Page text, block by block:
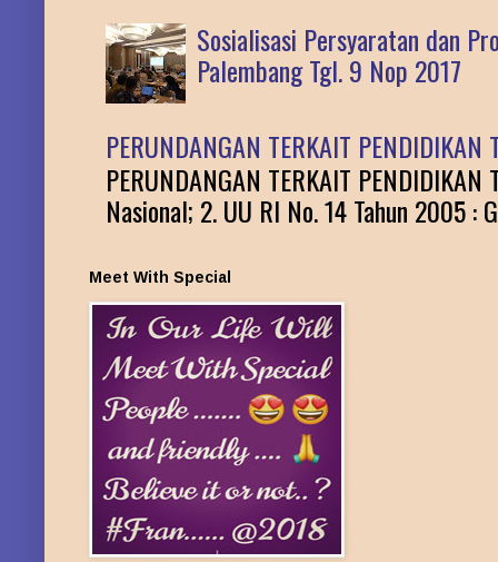
Sosialisasi Persyaratan dan
Palembang Tgl. 9 Nop 2017
PERUNDANGAN TERKAIT PENDIDIKAN
PERUNDANGAN TERKAIT
Nasional; 2. UU RI No. 14 Tahun 2005 :
Meet With Special